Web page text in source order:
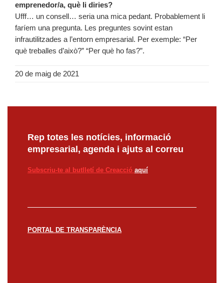
emprenedor/a, què li diries?
Ufff… un consell… seria una mica pedant. Probablement li
faríem una pregunta. Les preguntes sovint estan
infrautilitzades a l’entorn empresarial. Per exemple: “Per
què treballes d’això?” “Per què ho fas?”.
20 de maig de 2021
Rep totes les notícies, informació
empresarial, agenda i ajuts al correu
Subscriu-te al butlletí de Creacció aquí
PORTAL DE TRANSPARÈNCIA